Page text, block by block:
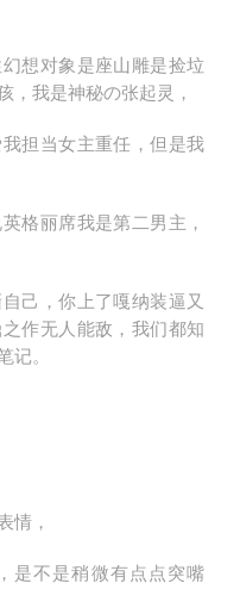
想对象是座山雕是捡垃
，我是神秘の张起灵，
担当女主重任，但是我
格丽席我是第二男主，
己，你上了嘎纳装逼又
作无人能敌，我们都知
。
情，
是不是稍微有点点突嘴